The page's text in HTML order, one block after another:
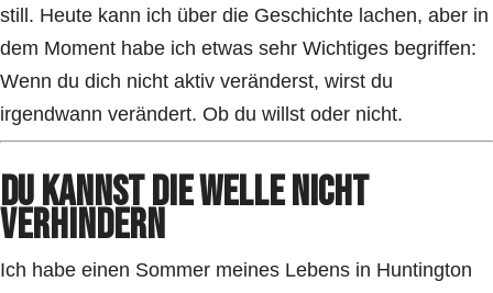
still. Heute kann ich über die Geschichte lachen, aber in
dem Moment habe ich etwas sehr Wichtiges begriffen:
Wenn du dich nicht aktiv veränderst, wirst du
irgendwann verändert. Ob du willst oder nicht.
Du kannst die Welle nicht
verhindern
Ich habe einen Sommer meines Lebens in Huntington